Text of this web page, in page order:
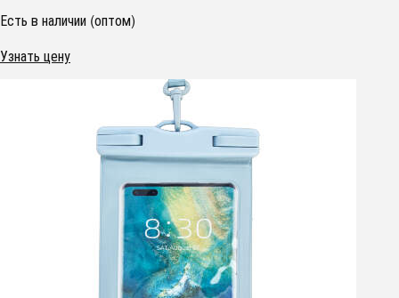
Есть в наличии (оптом)
Узнать цену